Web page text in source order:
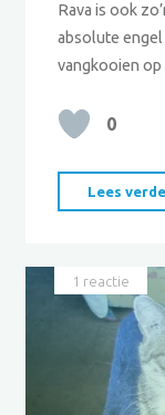
Rava is ook
absolute
vangkooien
0
Lees
1 reactie